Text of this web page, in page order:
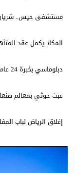
مستشفى حيس.. شريان
المكلا يكمل عقد المتأهلين الى دور
دبلوماسي بخبرة 24 عاماً يقود التحرك الأمريكي الجديد في اليمن
عبث حوثي بمعالم
إغلاق الرياض لباب